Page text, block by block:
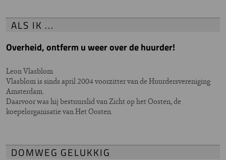
ALS IK ...
Overheid, ontferm u weer over de huurder!
Leon Vlasblom
Vlasblom is sinds april 2004 voorzitter van de Huurdersvereniging
Amsterdam.
Daarvoor was hij bestuurslid van Zicht op het Oosten, de
koepelorganisatie van Het Oosten.
DOMWEG GELUKKIG